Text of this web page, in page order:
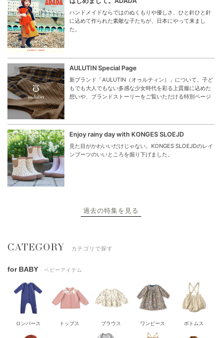
ハンドメイドならではのぬくもりや優しさ、ひと針ひと針
に込めて作られた素敵な子たちが、日本にやって来まし
た。
AULUTIN Special Page
新ブランド「AULUTIN（オゥルティン）」について、子ど
もでも大人でもない多感な少女時代を彩る上質服に込めた
想いや、ブランドストーリーをご覧いただける特別ページ
Enjoy rainy day with KONGES SLOEJD
見た目がかわいいだけじゃない。KONGES SLOEJDのレイ
ンブーツのいいところを掘り下げました。
過去の特集を見る
CATEGORY カテゴリで探す
for BABY ベビーアイテム
ロンパース トップス ブラウス ワンピース ボトムス